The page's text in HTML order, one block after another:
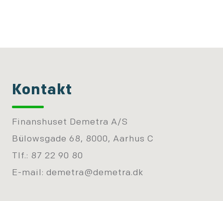
Kontakt
Finanshuset Demetra A/S
Bülowsgade 68, 8000, Aarhus C
Tlf.: 87 22 90 80
E-mail: demetra@demetra.dk